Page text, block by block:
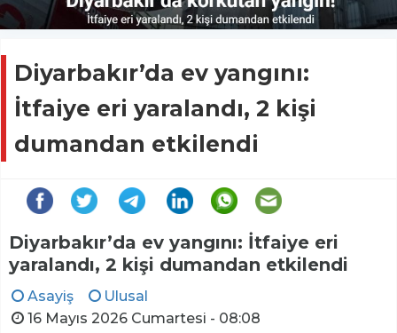
Diyarbakır’da ev yangını:
İtfaiye eri yaralandı, 2 kişi
dumandan etkilendi
Diyarbakır’da ev yangını: İtfaiye eri
yaralandı, 2 kişi dumandan etkilendi
Asayiş
Ulusal
16 Mayıs 2026 Cumartesi - 08:08